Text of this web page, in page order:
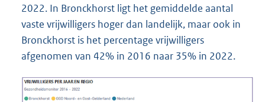
2022. In Bronckhorst ligt het gemiddelde aantal
vaste vrijwilligers hoger dan landelijk, maar ook in
Bronckhorst is het percentage vrijwilligers
afgenomen van 42% in 2016 naar 35% in 2022.